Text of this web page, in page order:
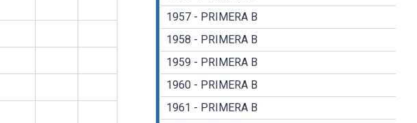
1957 - PRIMERA B
1958 - PRIMERA B
1959 - PRIMERA B
1960 - PRIMERA B
1961 - PRIMERA B